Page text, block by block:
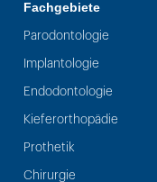
Fachgebiete
Parodontologie
Implantologie
Endodontologie
Kieferorthopädie
Prothetik
Chirurgie